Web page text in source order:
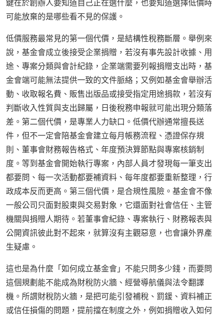
鍵在於創辦人要知道自己正在選什麼，也要知道選擇低價時
可能放棄的是哪些看不見的保護。
低價服務最常見的第一個代價，是結構性稅務斷層。舉例來
說，基金會成立後接受企業捐贈，若沒有事先設計收據、用
途、專案分類與會計紀錄，企業端需要列報捐贈支出時，基
金會端可能無法提供一致的文件脈絡；又例如基金會舉辦活
動、收取報名費、販售出版品或接受指定用途捐款，若沒有
判斷收入性質與支出歸屬，日後稅務申報就可能出現分類落
差。第二個代價，是專業人力缺口。低價代辦通常擅長送
件，但不一定會陪基金會建立每月帳務流程、憑證保存規
則、董事會財務報告格式、年度預決算節點與專案核銷制
度。等到基金會開始執行專案，內部人員才發現每一筆支出
都要問、每一次活動都要補資料、每年度都要重新整理，行
政成本反而更高。第三個代價，是合規性風險。基金會不像
一般公司只面對股東與交易對象，它還面對社會信任、主管
機關與捐贈人期待。若董事會紀錄、專案執行、財務報表與
公開資訊彼此對不起來，就算沒有主觀惡意，也會讓外界產
生疑慮。
這也是為什麼「如何成立基金會」不能只問多少錢，而要問
這個規劃能不能成為財稅防火牆、經營導航儀與法令翻譯
機。所謂財稅防火牆，是把可能引發補稅、罰鍰、資料補正
或信任損傷的問題，提前擋在制度之外，例如捐贈收入如何